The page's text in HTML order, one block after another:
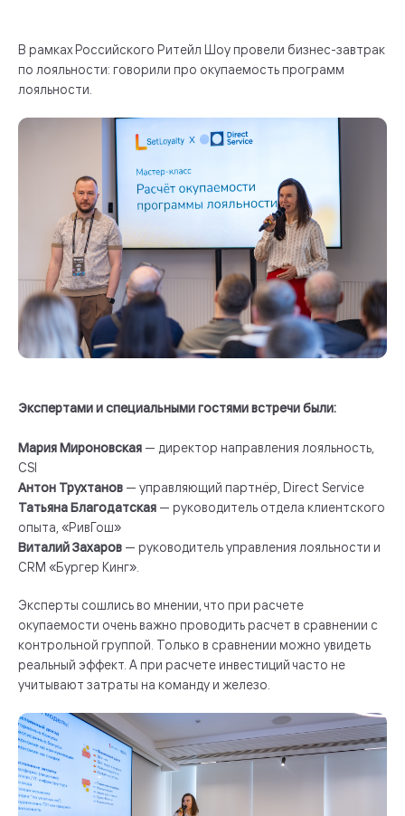
В рамках Российского Ритейл Шоу провели бизнес-завтрак
по лояльности: говорили про окупаемость программ
лояльности.
Экспертами и специальными гостями встречи были:
Мария Мироновская — директор направления лояльность,
CSI
Антон Трухтанов — управляющий партнёр, Direct Service
Татьяна Благодатская — руководитель отдела клиентского
опыта, «РивГош»
Виталий Захаров — руководитель управления лояльности и
CRM «Бургер Кинг».
Эксперты сошлись во мнении, что при расчете
окупаемости очень важно проводить расчет в сравнении с
контрольной группой. Только в сравнении можно увидеть
реальный эффект. А при расчете инвестиций часто не
учитывают затраты на команду и железо.